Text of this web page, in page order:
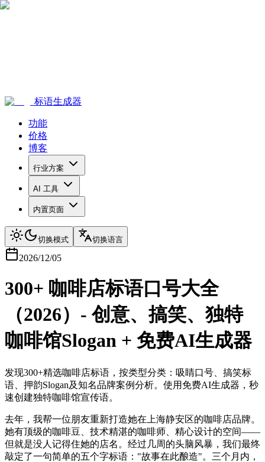
标语生成器
功能
价格
博客
行业方案
AI 工具
内置页面
切换模式 切换语言
2026/12/05
300+ 咖啡店标语口号大全
（2026）- 创意、搞笑、独特
咖啡馆Slogan + 免费AI生成器
发现300+精选咖啡店标语，按类型分类：吸睛口号、搞笑标
语、押韵Slogan及知名品牌案例分析。使用免费AI生成器，秒
速创建独特咖啡馆宣传语。
去年，我帮一位朋友重新打造她在上海静安区的咖啡店品牌。
她有顶级的咖啡豆、技术精湛的咖啡师、精心设计的空间——
但就是没人记得住她的店名。经过几周的头脑风暴，我们最终
敲定了一句简单的五个字标语："故事在此酿造"。三个月内，